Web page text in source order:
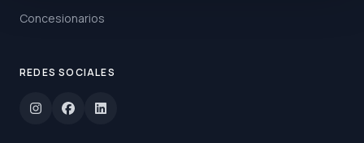
Concesionarios
REDES SOCIALES